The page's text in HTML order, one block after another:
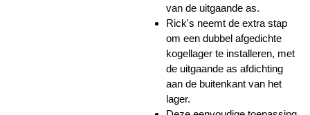
van de uitgaande as.
Rick's neemt de extra stap
om een ​​dubbel afgedichte
kogellager te installeren, met
de uitgaande as afdichting
aan de buitenkant van het
lager.